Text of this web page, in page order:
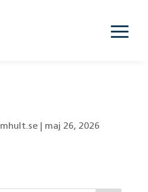
| maj 26, 2026